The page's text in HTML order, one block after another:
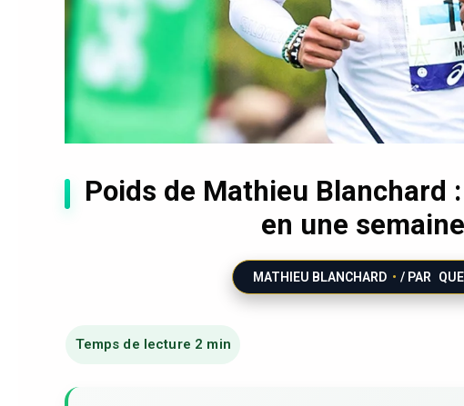
Poids de Mathieu Blanchard
en une
MATHIEU BLANCHARD / PAR